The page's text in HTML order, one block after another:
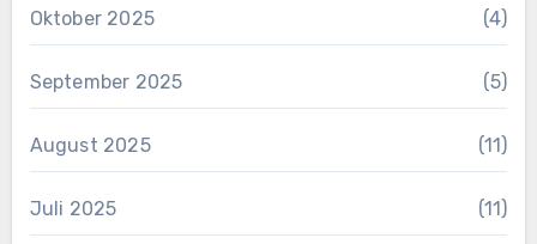
Oktober 2025 (4)
September 2025 (5)
August 2025 (11)
Juli 2025 (11)